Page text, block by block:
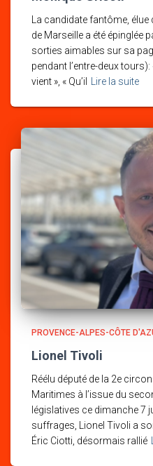
La candidate fantôme,
de Marseille a été épinglée
sorties aimables sur sa
pendant l’entre-deux tours):
vient », « Qu’il
Lire la suite
PROVENCE-ALPES-CÔTE
Lionel Tivoli
Réélu député de la 2e
Maritimes à l’issue du
législatives ce dimanche 7
suffrages, Lionel Tivoli a
Éric Ciotti, désormais rallié